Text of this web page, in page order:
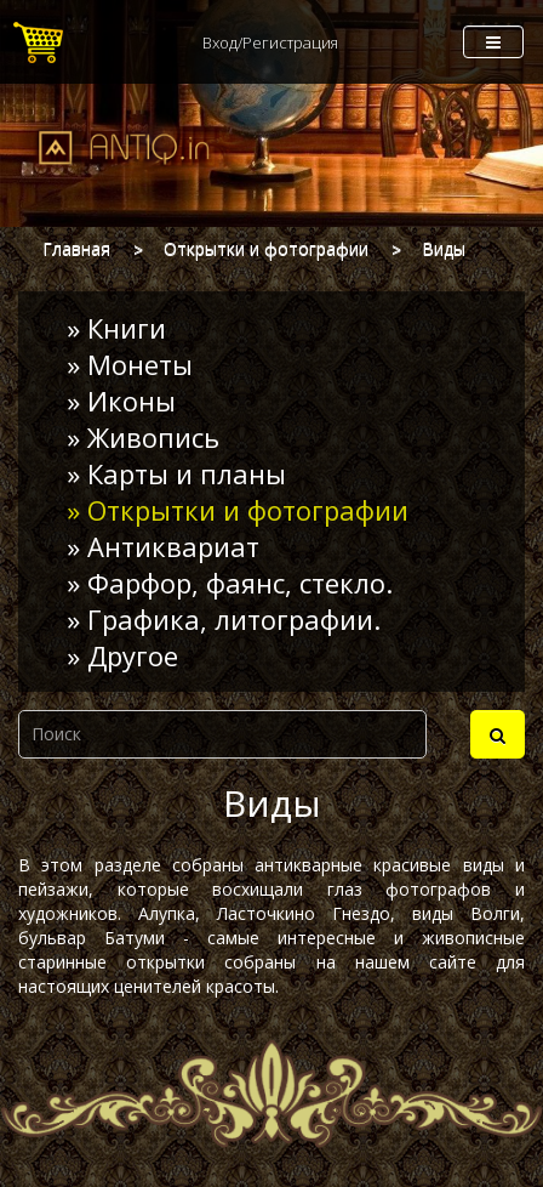
Вход/Регистрация
Главная Открытки и фотографии Виды
» Книги
» Монеты
» Иконы
» Живопись
» Карты и планы
» Открытки и фотографии
» Антиквариат
» Фарфор, фаянс, стекло.
» Графика, литографии.
» Другое
Виды
В этом разделе собраны антикварные красивые виды и
пейзажи, которые восхищали глаз фотографов и
художников. Алупка, Ласточкино Гнездо, виды Волги,
бульвар Батуми - самые интересные и живописные
старинные открытки собраны на нашем сайте для
настоящих ценителей красоты.